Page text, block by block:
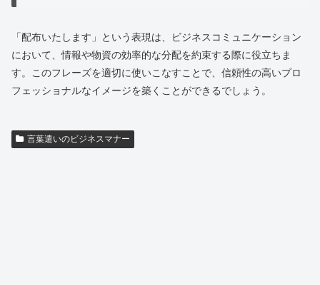
「配布いたします」という表現は、ビジネスコミュニケーション
において、情報や物資の効率的な分配を約束する際に役立ちま
す。このフレーズを適切に使いこなすことで、信頼性の高いプロ
フェッショナルなイメージを築くことができるでしょう。
言葉遣いのビジネスマナー